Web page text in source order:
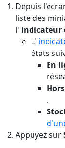
Depuis
liste des
l' indicateur
L'
états
En
.
Appuyez sur